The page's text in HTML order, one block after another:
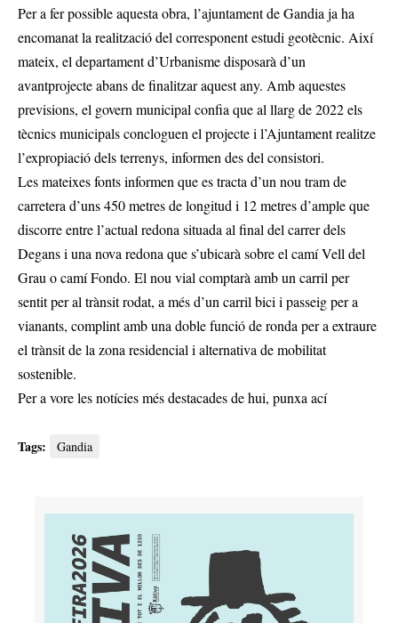
Per a fer possible aquesta obra, l’ajuntament de Gandia ja ha
encomanat la realització del corresponent estudi geotècnic. Així
mateix, el departament d’Urbanisme disposarà d’un
avantprojecte abans de finalitzar aquest any. Amb aquestes
previsions, el govern municipal confia que al llarg de 2022 els
tècnics municipals concloguen el projecte i l’Ajuntament realitze
l’expropiació dels terrenys, informen des del consistori.
Les mateixes fonts informen que es tracta d’un nou tram de
carretera d’uns 450 metres de longitud i 12 metres d’ample que
discorre entre l’actual redona situada al final del carrer dels
Degans i una nova redona que s’ubicarà sobre el camí Vell del
Grau o camí Fondo. El nou vial comptarà amb un carril per
sentit per al trànsit rodat, a més d’un carril bici i passeig per a
vianants, complint amb una doble funció de ronda per a extraure
el trànsit de la zona residencial i alternativa de mobilitat
sostenible.
Per a vore les notícies més destacades de hui, punxa ací
Tags: Gandia